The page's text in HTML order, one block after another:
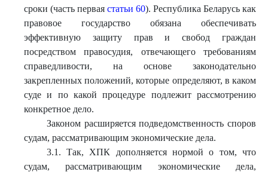
сроки (часть первая статьи 60). Республика Беларусь как
правовое государство обязана обеспечивать
эффективную защиту прав и свобод граждан
посредством правосудия, отвечающего требованиям
справедливости, на основе законодательно
закрепленных положений, которые определяют, в каком
суде и по какой процедуре подлежит рассмотрению
конкретное дело.
Законом расширяется подведомственность споров
судам, рассматривающим экономические дела.
3.1. Так, ХПК дополняется нормой о том, что
судам, рассматривающим экономические дела,